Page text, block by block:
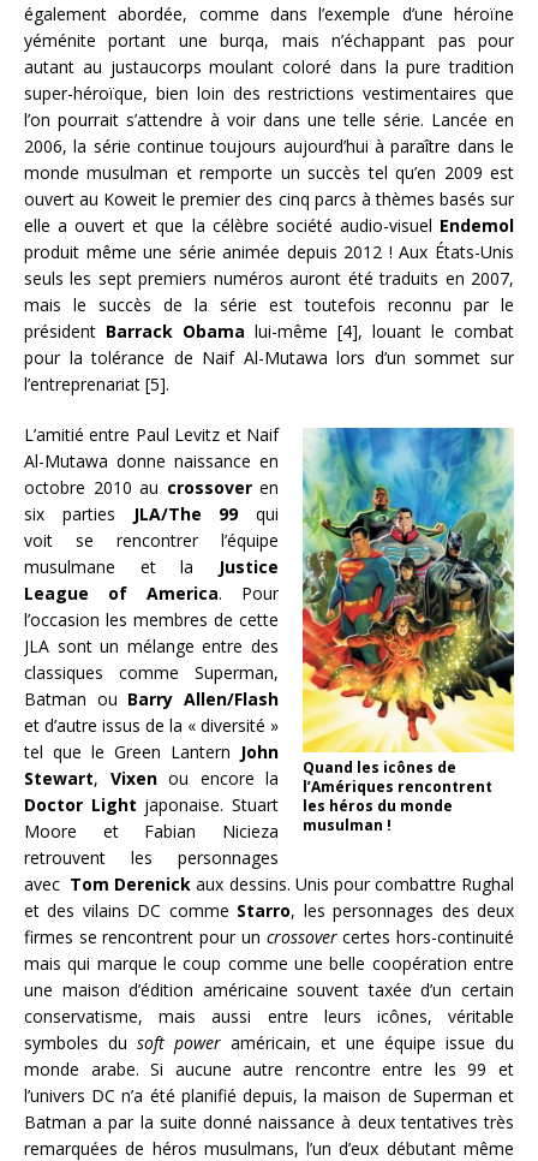
également abordée, comme dans l’exemple d’une héroïne
yéménite portant une burqa, mais n’échappant pas pour
autant au justaucorps moulant coloré dans la pure tradition
super-héroïque, bien loin des restrictions vestimentaires que
l’on pourrait s’attendre à voir dans une telle série. Lancée en
2006, la série continue toujours aujourd’hui à paraître dans le
monde musulman et remporte un succès tel qu’en 2009 est
ouvert au Koweit le premier des cinq parcs à thèmes basés sur
elle a ouvert et que la célèbre société audio-visuel Endemol
produit même une série animée depuis 2012 ! Aux États-Unis
seuls les sept premiers numéros auront été traduits en 2007,
mais le succès de la série est toutefois reconnu par le
président Barrack Obama lui-même [4], louant le combat
pour la tolérance de Naif Al-Mutawa lors d’un sommet sur
l’entreprenariat [5].
Quand les icônes de
l’Amériques rencontrent
les héros du monde
musulman !
L’amitié entre Paul Levitz et Naif
Al-Mutawa donne naissance en
octobre 2010 au crossover en
six parties
JLA/The 99qui
voit se rencontrer l’équipe
musulmane et la
Justice
League of America. Pour
l’occasion les membres de cette
JLA sont un mélange entre des
classiques comme Superman,
Batman ou Barry Allen/Flash
et d’autre issus de la « diversité »
tel que le Green Lantern John
Stewart, Vixenou encore la
Doctor Light japonaise. Stuart
Moore et Fabian Nicieza
retrouvent les personnages
avec Tom Derenick aux dessins. Unis pour combattre Rughal
et des vilains DC comme Starro, les personnages des deux
firmes se rencontrent pour un crossovercertes hors-continuité
mais qui marque le coup comme une belle coopération entre
une maison d’édition américaine souvent taxée d’un certain
conservatisme, mais aussi entre leurs icônes, véritable
symboles du soft power américain, et une équipe issue du
monde arabe. Si aucune autre rencontre entre les 99 et
l’univers DC n’a été planifié depuis, la maison de Superman et
Batman a par la suite donné naissance à deux tentatives très
remarquées de héros musulmans, l’un d’eux débutant même